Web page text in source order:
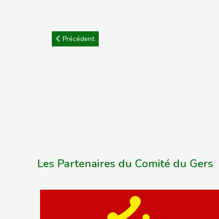
Article précédent : CD32 : Tirage T2 coupe de
Précédent
Les Partenaires du Comité du Gers